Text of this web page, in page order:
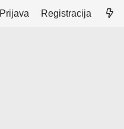
Prijava Registracija